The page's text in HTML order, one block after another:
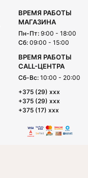
ВРЕМЯ РАБОТЫ
МАГАЗИНА
Пн-Пт: 9:00 - 18:00
Сб: 09:00 - 15:00
ВРЕМЯ РАБОТЫ
CALL-ЦЕНТРА
Сб-Вс: 10:00 - 20:00
+375 (29) xxx
+375 (29) xxx
+375 (17) xxx